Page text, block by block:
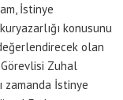
İstinye
konusunu
olan
Zuhal
zamanda İstinye